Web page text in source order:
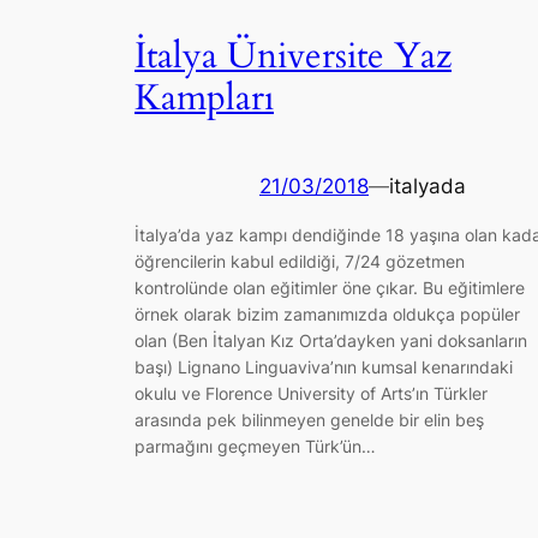
İtalya Üniversite Yaz
Kampları
21/03/2018—italyada
İtalya’da yaz kampı dendiğinde 18 yaşına olan
öğrencilerin kabul edildiği, 7/24 gözetmen
kontrolünde olan eğitimler öne çıkar. Bu eğitimlere
örnek olarak bizim zamanımızda oldukça popüler
olan (Ben İtalyan Kız Orta’dayken yani doksanların
başı) Lignano Linguaviva’nın kumsal kenarındaki
okulu ve Florence University of Arts’ın Türkler
arasında pek bilinmeyen genelde bir elin beş
parmağını geçmeyen Türk’ün…